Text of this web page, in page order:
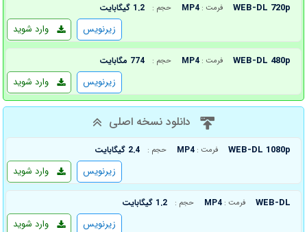
WEB-DL 720p فرمت : MP4 حجم : 1.2 گیگابایت
وارد شوید زیرنویس
WEB-DL 480p فرمت : MP4 حجم : 774 مگابایت
وارد شوید زیرنویس
دانلود نسخه اصلی
WEB-DL 1080p فرمت : MP4 حجم : 2.4 گیگابایت
وارد شوید زیرنویس
WEB-DL فرمت : MP4 حجم : 1.2 گیگابایت
وارد شوید زیرنویس